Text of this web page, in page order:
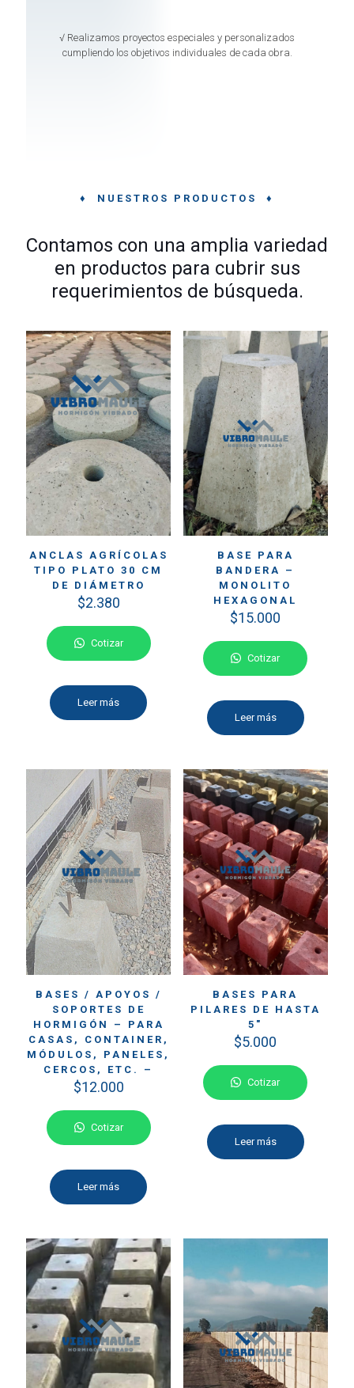
√ Realizamos proyectos especiales y personalizados
cumpliendo los objetivos individuales de cada obra.
♦ NUESTROS PRODUCTOS ♦
Contamos con una amplia variedad
en productos para cubrir sus
requerimientos de búsqueda.
ANCLAS AGRÍCOLAS
TIPO PLATO 30 CM
DE DIÁMETRO
$2.380
Cotizar
Leer más
BASE PARA
BANDERA –
MONOLITO
HEXAGONAL
$15.000
Cotizar
Leer más
BASES / APOYOS /
SOPORTES DE
HORMIGÓN – PARA
CASAS, CONTAINER,
MÓDULOS, PANELES,
CERCOS, ETC. –
$12.000
Cotizar
Leer más
BASES PARA
PILARES DE HASTA
5″
$5.000
Cotizar
Leer más